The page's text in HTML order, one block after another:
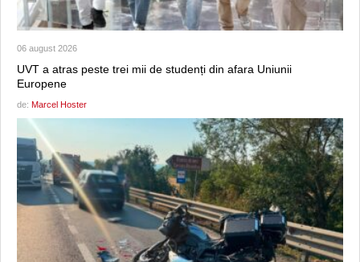
06 august 2026
UVT a atras peste trei mii de studenți din afara Uniunii
Europene
de: Marcel Hoster